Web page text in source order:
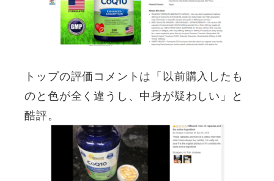
トップの評価コメントは「以前購入したも
のと色が全く違うし、中身が疑わしい」と
酷評。